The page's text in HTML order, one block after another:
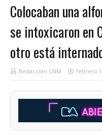
Colocaban una
se intoxicaron en
otro está
Redacción CNM febrero